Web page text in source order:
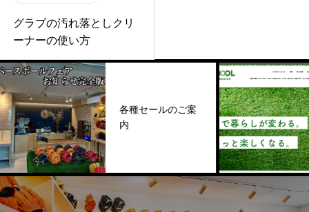
グラブの汚れ落としクリ
ーナーの使い方
各種セールのご案